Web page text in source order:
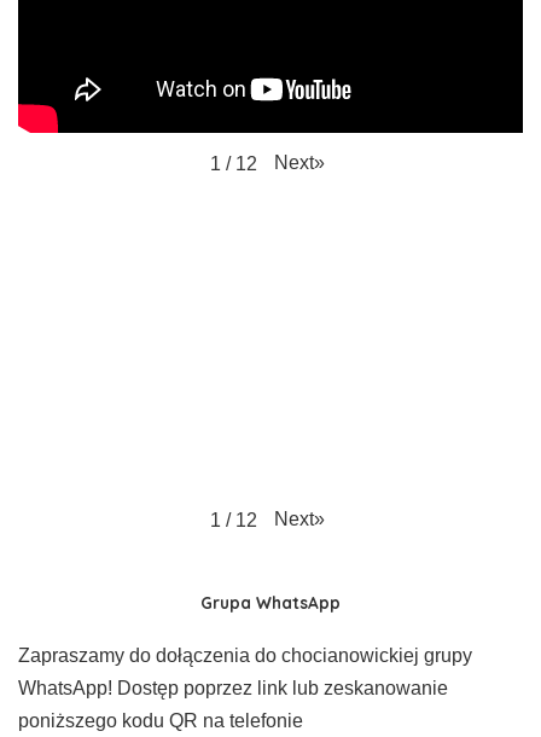
1 / 12 Next»
1 / 12 Next»
Grupa WhatsApp
Zapraszamy do dołączenia do chocianowickiej grupy
WhatsApp! Dostęp poprzez link lub zeskanowanie
poniższego kodu QR na telefonie